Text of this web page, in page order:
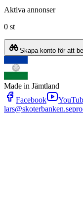
Aktiva annonser
0 st
Skapa konto för att
Made in Jämtland
Facebook
lars@skoterbanken.se